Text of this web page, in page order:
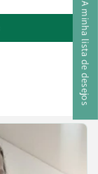
A minha lista de desejos